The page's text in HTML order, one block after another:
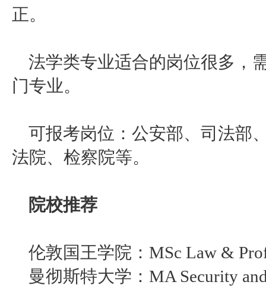
正。
法学类专业适合的岗位很多，
门专业。
可报考岗位：公安部、司法部
法院、检察院等。
院校推荐
伦敦国王学院： MSc Law &
曼彻斯特大学： MA Security